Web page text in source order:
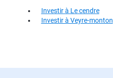
Investir à Le cendre
Investir à Veyre-monton